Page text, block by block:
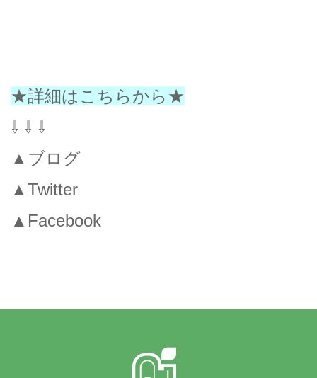
★詳細はこちらから★
⇩ ⇩ ⇩
▲ブログ
▲Twitter
▲Facebook